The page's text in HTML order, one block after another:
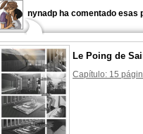
nynadp ha comentado esas
Le Poing de
Capítulo: 15